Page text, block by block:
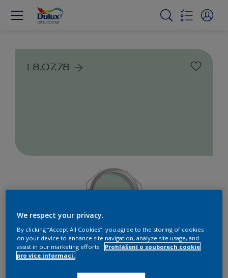
L8.07.78
Najít výrobek v tomto odstínu
We respect your privacy.
By clicking “Accept All Cookies”, you agree to the storing of cookies
on your device to enhance site navigation, analyze site usage, and
assist in our marketing efforts.
Prohlášení o souborech cookie
pro více informací.